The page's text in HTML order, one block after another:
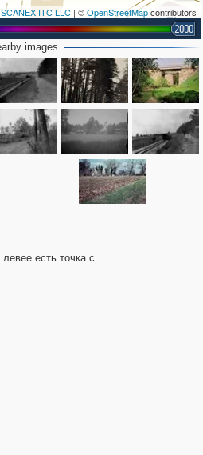
SCANEX ITC LLC | ©OpenStreetMapcontributors
2000
images
есть точка с